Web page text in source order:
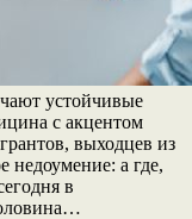
устойчивые
с акцентом
выходцев из
недоумение: а где,
в